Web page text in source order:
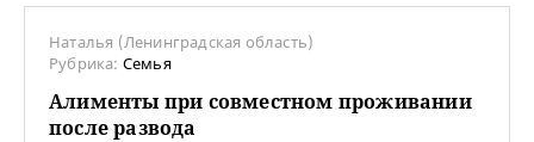
Наталья (Ленинградская область)
Рубрика: Семья
Алименты при совместном проживании
после развода